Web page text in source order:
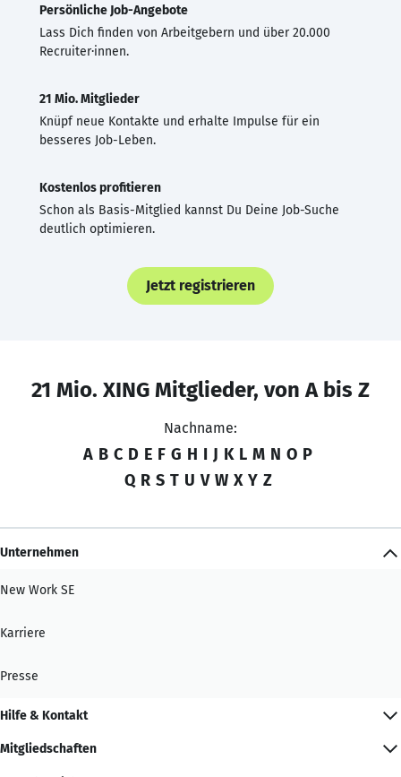
Persönliche Job-Angebote
Lass Dich finden von Arbeitgebern und über 20.000
Recruiter·innen.
21 Mio. Mitglieder
Knüpf neue Kontakte und erhalte Impulse für ein
besseres Job-Leben.
Kostenlos profitieren
Schon als Basis-Mitglied kannst Du Deine Job-Suche
deutlich optimieren.
Jetzt registrieren
21 Mio. XING Mitglieder, von A bis Z
Nachname:
A B C D E F G H I J K L M N O P
Q R S T U V W X Y Z
Unternehmen
New Work SE
Karriere
Presse
Hilfe & Kontakt
Mitgliedschaften